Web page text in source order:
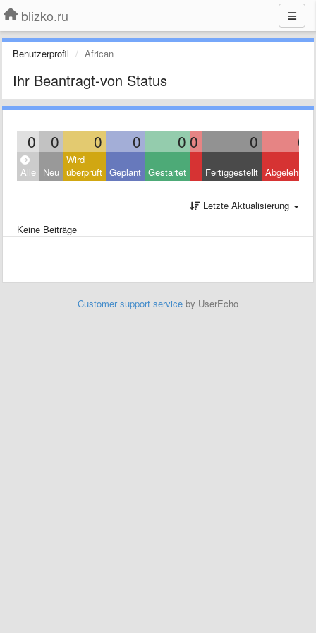
blizko.ru
Benutzerprofil African
Ihr Beantragt-von Status
0 0 0 0 0 0 0 0
Alle Neu
Wird
überprüft Geplant Gestartet Fertiggestellt Abgelehnt
Letzte Aktualisierung
Keine Beiträge
Customer support service by UserEcho